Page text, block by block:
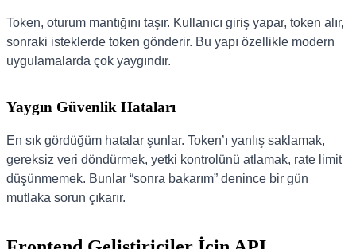
Token, oturum mantığını taşır. Kullanıcı giriş yapar, token alır,
sonraki isteklerde token gönderir. Bu yapı özellikle modern
uygulamalarda çok yaygındır.
Yaygın Güvenlik Hataları
En sık gördüğüm hatalar şunlar. Token’ı yanlış saklamak,
gereksiz veri döndürmek, yetki kontrolünü atlamak, rate limit
düşünmemek. Bunlar “sonra bakarım” denince bir gün
mutlaka sorun çıkarır.